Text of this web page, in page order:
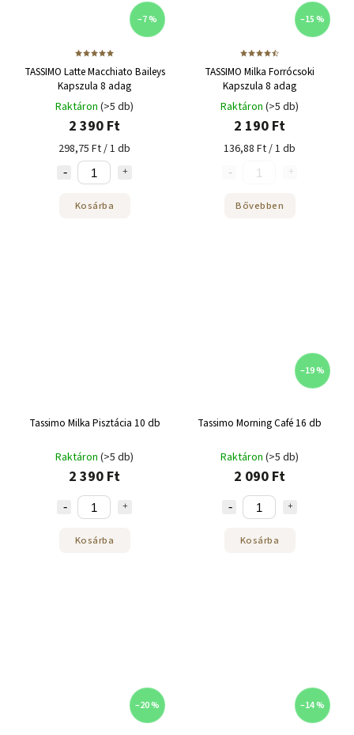
–7 %
TASSIMO Latte Macchiato Baileys
Kapszula 8 adag
Raktáron (>5 db)
2 390 Ft
298,75 Ft / 1 db
Kosárba
–15 %
TASSIMO Milka Forrócsoki
Kapszula 8 adag
Raktáron (>5 db)
2 190 Ft
136,88 Ft / 1 db
Bővebben
Tassimo Milka Pisztácia 10 db
Raktáron (>5 db)
2 390 Ft
Kosárba
–19 %
Tassimo Morning Café 16 db
Raktáron (>5 db)
2 090 Ft
Kosárba
–20 % –14 %